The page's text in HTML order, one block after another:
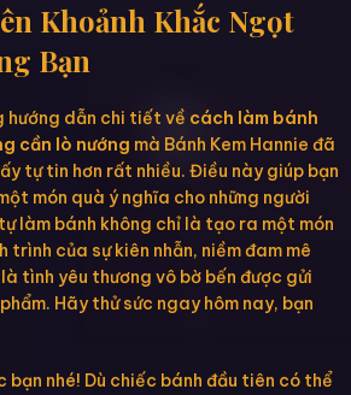
Khoảnh Khắc Ngọt
Bạn
hướng dẫn chi tiết về cách làm bánh
cần lò nướng mà Bánh Kem Hannie đã
tự tin hơn rất nhiều. Điều này giúp bạn
món quà ý nghĩa cho những người
làm bánh không chỉ là tạo ra một món
trình của sự kiên nhẫn, niềm đam mê
tình yêu thương vô bờ bến được gửi
Hãy thử sức ngay hôm nay, bạn
bạn nhé! Dù chiếc bánh đầu tiên có thể